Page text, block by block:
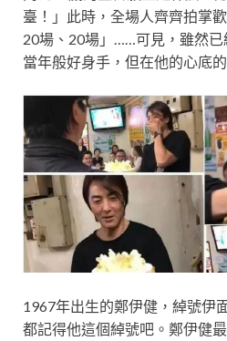
臺！」此時，全場人齊齊拍掌
20場、20場」……可見，雖然
當年般好身手，但在他的心底
1967年出生的鄭伊健，綽號伊
都記得他這個綽號吧。鄭伊健